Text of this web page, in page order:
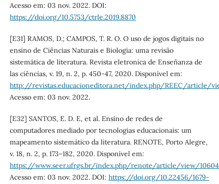
Acesso em: 03 nov. 2022. DOI:
https://doi.org/10.5753/ctrle.2019.8870
[E31] RAMOS, D.; CAMPOS, T. R. O. O uso de jogos digitais no
ensino de Ciências Naturais e Biologia: uma revisão
sistemática de literatura. Revista eletronica de Enseñanza de
las ciências, v. 19, n. 2, p. 450-47, 2020. Disponível em:
http://revistas.educacioneditora.net/index.php/REEC/article/
Acesso em: 03 nov. 2022.
[E32] SANTOS, E. D. E, et al. Ensino de redes de
computadores mediado por tecnologias educacionais: um
mapeamento sistemático da literatura. RENOTE, Porto Alegre,
v. 18, n. 2, p. 173–182, 2020. Disponível em:
https://www.seer.ufrgs.br/index.php/renote/article/view/
Acesso em: 03 nov. 2022. DOI: https://doi.org/10.22456/1679-